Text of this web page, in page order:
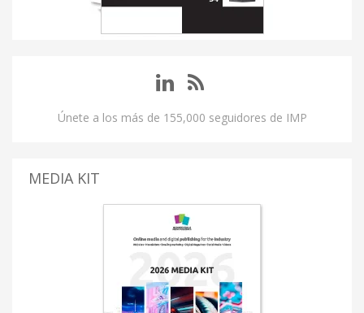
Únete a los más de 155,000 seguidores de IMP
MEDIA KIT